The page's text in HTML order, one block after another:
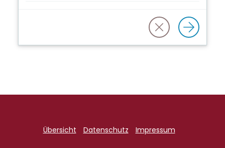
Übersicht Datenschutz Impressum